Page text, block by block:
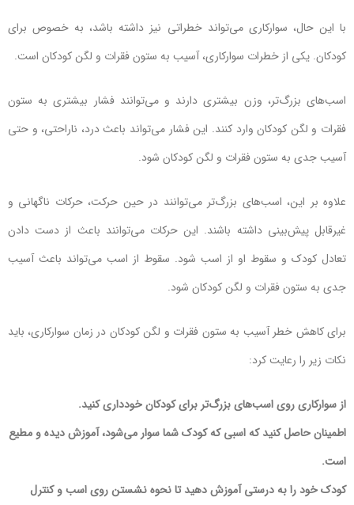
با این حال، سوارکاری می‌تواند خطراتی نیز داشته باشد، به خصوص برای
کودکان. یکی از خطرات سوارکاری، آسیب به ستون فقرات و لگن کودکان است.
اسب‌های بزرگ‌تر، وزن بیشتری دارند و می‌توانند فشار بیشتری به ستون
فقرات و لگن کودکان وارد کنند. این فشار می‌تواند باعث درد، ناراحتی، و حتی
آسیب جدی به ستون فقرات و لگن کودکان شود.
علاوه بر این، اسب‌های بزرگ‌تر می‌توانند در حین حرکت، حرکات ناگهانی و
غیرقابل پیش‌بینی داشته باشند. این حرکات می‌توانند باعث از دست دادن
تعادل کودک و سقوط او از اسب شود. سقوط از اسب می‌تواند باعث آسیب
جدی به ستون فقرات و لگن کودکان شود.
برای کاهش خطر آسیب به ستون فقرات و لگن کودکان در زمان سوارکاری، باید
نکات زیر را رعایت کرد:
از سوارکاری روی اسب‌های بزرگ‌تر برای کودکان خودداری کنید.
اطمینان حاصل کنید که اسبی که کودک شما سوار می‌شود، آموزش دیده و مطیع
است.
کودک خود را به درستی آموزش دهید تا نحوه نشستن روی اسب و کنترل